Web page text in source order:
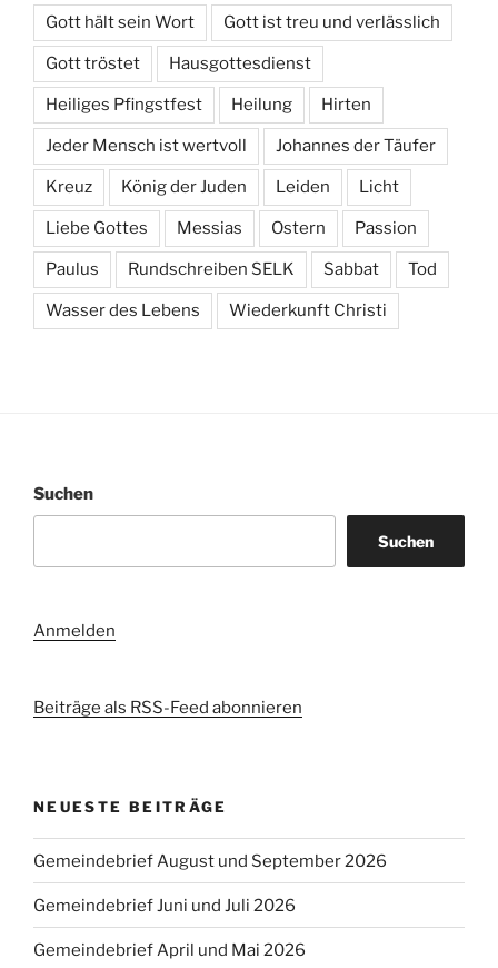
Gott hält sein Wort Gott ist treu und verlässlich
Gott tröstet Hausgottesdienst
Heiliges Pfingstfest Heilung Hirten
Jeder Mensch ist wertvoll Johannes der Täufer
Kreuz König der Juden Leiden Licht
Liebe Gottes Messias Ostern Passion
Paulus Rundschreiben SELK Sabbat Tod
Wasser des Lebens Wiederkunft Christi
Suchen
Suchen
Anmelden
Beiträge als RSS-Feed abonnieren
NEUESTE BEITRÄGE
Gemeindebrief August und September 2026
Gemeindebrief Juni und Juli 2026
Gemeindebrief April und Mai 2026